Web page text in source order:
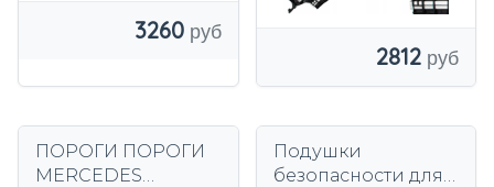
3260
2812
ПОРОГИ ПОРОГИ
MERCEDES
Подушки
безопасности для